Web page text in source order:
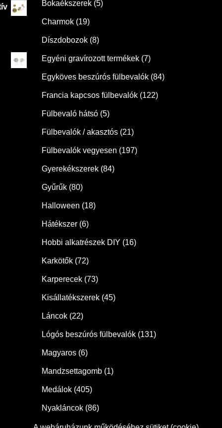
Bokaékszerek (5)
Charmok (19)
Díszdobozok (8)
Egyéni gravírozott termékek (7)
Egyköves beszúrós fülbevalók (84)
Francia kapcsos fülbevalók (122)
Fülbevaló hátsó (5)
Fülbevalók / akasztós (21)
Fülbevalók vegyesen (197)
Gyerekékszerek (84)
Gyűrűk (80)
Halloween (18)
Hátékszer (6)
Hobbi alkatrészek DIY (16)
Karkötők (72)
Karperecek (73)
Kisállatékszerek (45)
Láncok (22)
Lógós beszúrós fülbevalók (131)
Magyaros (6)
Mandzsettagomb (1)
Medálok (405)
Nyakláncok (86)
Orrékszer (2)